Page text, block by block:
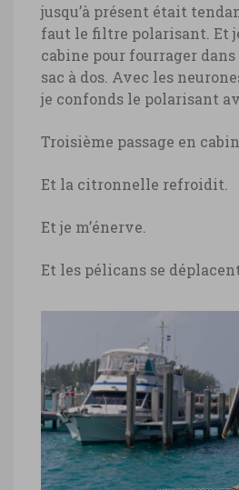
jusqu’à présent était
faut le filtre polarisant. Et
cabine pour fourrager
sac à dos. Avec les
je confonds le polarisant
Troisième passage en
Et la citronnelle refroidit.
Et je m’énerve.
Et les pélicans se